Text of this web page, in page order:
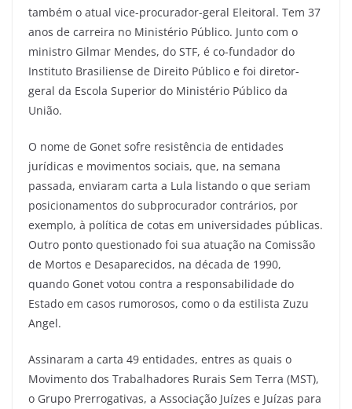
também o atual vice-procurador-geral Eleitoral. Tem 37
anos de carreira no Ministério Público. Junto com o
ministro Gilmar Mendes, do STF, é co-fundador do
Instituto Brasiliense de Direito Público e foi diretor-
geral da Escola Superior do Ministério Público da
União.
O nome de Gonet sofre resistência de entidades
jurídicas e movimentos sociais, que, na semana
passada, enviaram carta a Lula listando o que seriam
posicionamentos do subprocurador contrários, por
exemplo, à política de cotas em universidades públicas.
Outro ponto questionado foi sua atuação na Comissão
de Mortos e Desaparecidos, na década de 1990,
quando Gonet votou contra a responsabilidade do
Estado em casos rumorosos, como o da estilista Zuzu
Angel.
Assinaram a carta 49 entidades, entres as quais o
Movimento dos Trabalhadores Rurais Sem Terra (MST),
o Grupo Prerrogativas, a Associação Juízes e Juízas para